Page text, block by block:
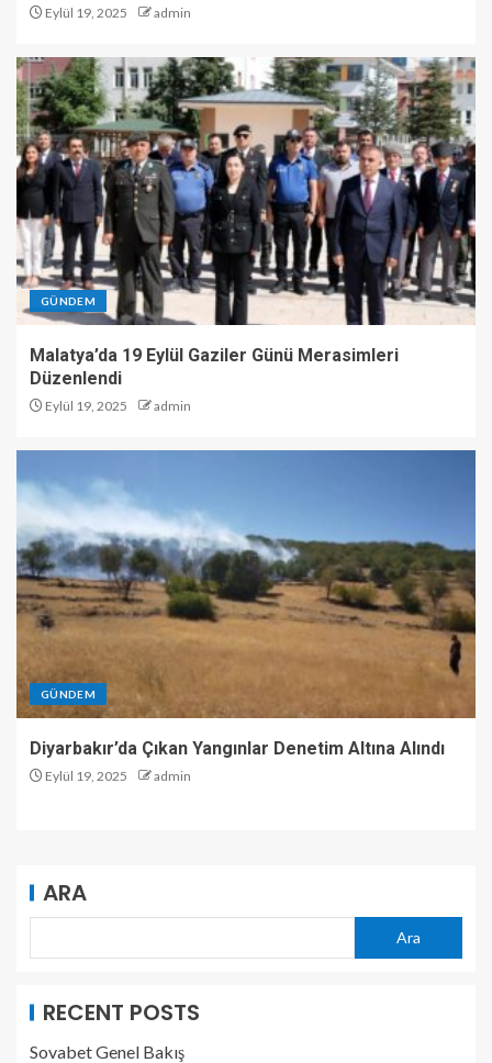
Eylül 19, 2025 admin
GÜNDEM
Malatya’da 19 Eylül Gaziler Günü Merasimleri
Düzenlendi
Eylül 19, 2025 admin
GÜNDEM
Diyarbakır’da Çıkan Yangınlar Denetim Altına Alındı
Eylül 19, 2025 admin
ARA
Ara
RECENT POSTS
Sovabet Genel Bakış